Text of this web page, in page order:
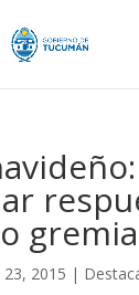
23, 2015 |